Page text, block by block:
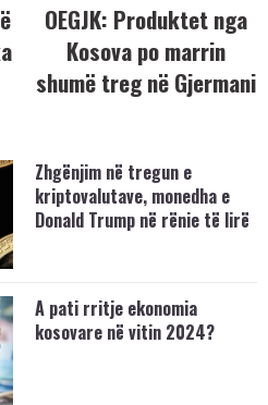
OEGJK: Produktet nga
Kosova po marrin
shumë treg në Gjermani
Zhgënjim në tregun e
kriptovalutave, monedha e
Donald Trump në rënie të lirë
A pati rritje ekonomia
kosovare në vitin 2024?